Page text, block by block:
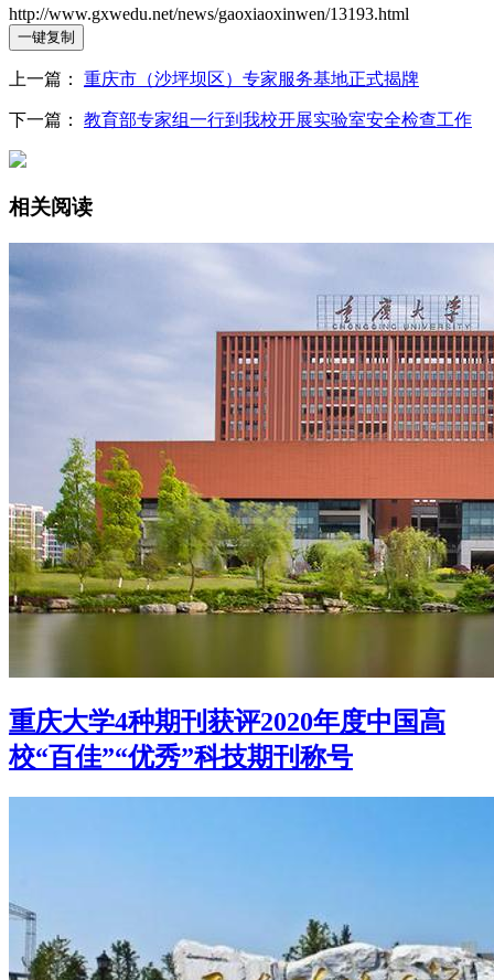
http://www.gxwedu.net/news/gaoxiaoxinwen/13193.html
一键复制
上一篇： 重庆市（沙坪坝区）专家服务基地正式揭牌
下一篇： 教育部专家组一行到我校开展实验室安全检查工作
相关阅读
重庆大学4种期刊获评2020年度中国高
校“百佳”“优秀”科技期刊称号